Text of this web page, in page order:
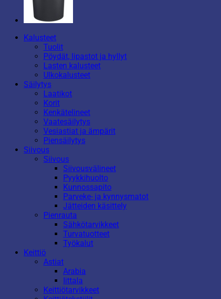
Kalusteet
Tuolit
Pöydät, lipastot ja hyllyt
Lasten kalusteet
Ulkokalusteet
Säilytys
Laatikot
Korit
Kenkätelineet
Vaatesäilytys
Vesiastiat ja ämpärit
Piensäilytys
Siivous
Siivous
Siivousvälineet
Pyykkihuolto
Kunnossapito
Parveke- ja kynnysmatot
Jätteiden käsittely
Pienrauta
Sähkötarvikkeet
Turvatuotteet
Työkalut
Keittiö
Astiat
Arabia
Iittala
Keittiötarvikkeet